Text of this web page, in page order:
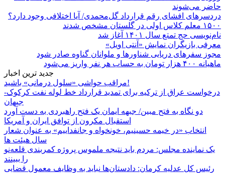
حاضر می‌شوند
دردسرهای افشای رقم قرارداد گل‌محمدی/ آیا اختلافی وجود دارد؟
۱۵۰۰ معلم کلاس اولی در گلستان مشخص شدند
نام‌نویسی حج تمتع سال ۱۴۰۱ آغاز شد
معرفی بازیگران نمایش «آنتی اویل»
مجوز سفرهای دریایی شناورها و ملوانان گناوه صادر شود
ماهیانه ۴۰۰ هزار تومان به حساب هر نفر واریز می‌شود
جدید ترین اخبار
مراقب حواشی «سلول درمانی» باشید!
درخواست عراق از ترکیه برای تمدید قرارداد خط لوله نفت کرکوک-
جیهان
دو نگاه به فتح مبین/ جبهه ایمان یک فتح راهبردی به دست آورد
استقبال مکرون از توافق ایران و آمریکا
انتخاب «در خیمه حسینیم، خونخواه و جانفداییم» به عنوان شعار
سال هیئت ها
یک نماینده مجلس: مردم باید نتیجه ملموس پروژه کمربندی قلعه‌نو
را ببینند
رئیس کل عدلیه کرمان: دادستان‌ها نباید به وظایف معمول قضایی